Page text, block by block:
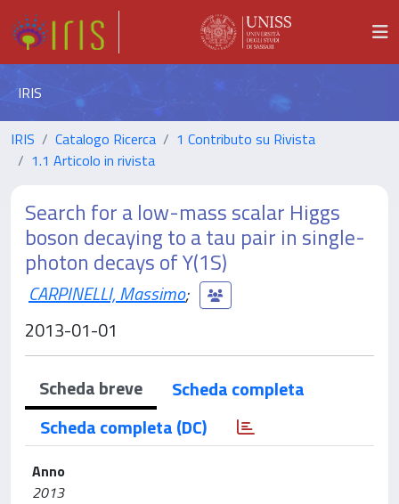
IRIS
IRIS Catalogo Ricerca
1 Contributo su Rivista
1.1 Articolo in rivista
Search for a low-mass scalar Higgs
boson decaying to a tau pair in single-
photon decays of Y(1S)
CARPINELLI, Massimo;
2013-01-01
Scheda breve
Scheda completa
Scheda completa (DC)
Anno
2013